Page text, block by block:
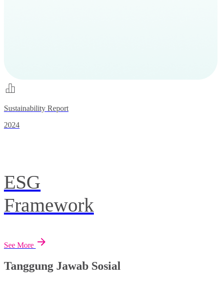
Sustainability Report
2024
ESG
Framework
See More
Tanggung Jawab Sosial